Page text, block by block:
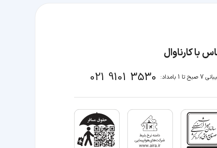
با کارناوال
تا 1 بامداد: 021 9101 3530